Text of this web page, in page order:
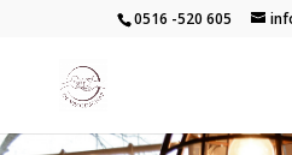
0516 -520 605